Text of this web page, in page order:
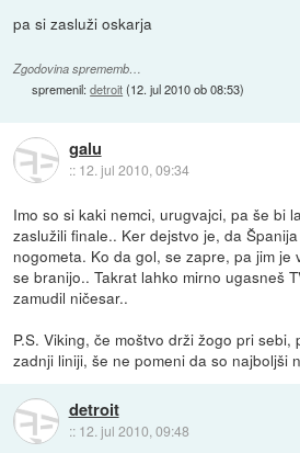
pa si zasluži oskarja
Zgodovina sprememb…
spremenil:detroit(12. jul 2010 ob 08:53)
galu
:: 12. jul 2010, 09:34
Imo so si kaki nemci, urugvajci, pa še bi
zaslužili finale.. Ker dejstvo je, da
nogometa. Ko da gol, se zapre, pa jim je
se branijo.. Takrat lahko mirno ugasneš
zamudil ničesar..
P.S. Viking, če moštvo drži žogo pri
zadnji liniji, še ne pomeni da so najboljši
detroit
:: 12. jul 2010, 09:48